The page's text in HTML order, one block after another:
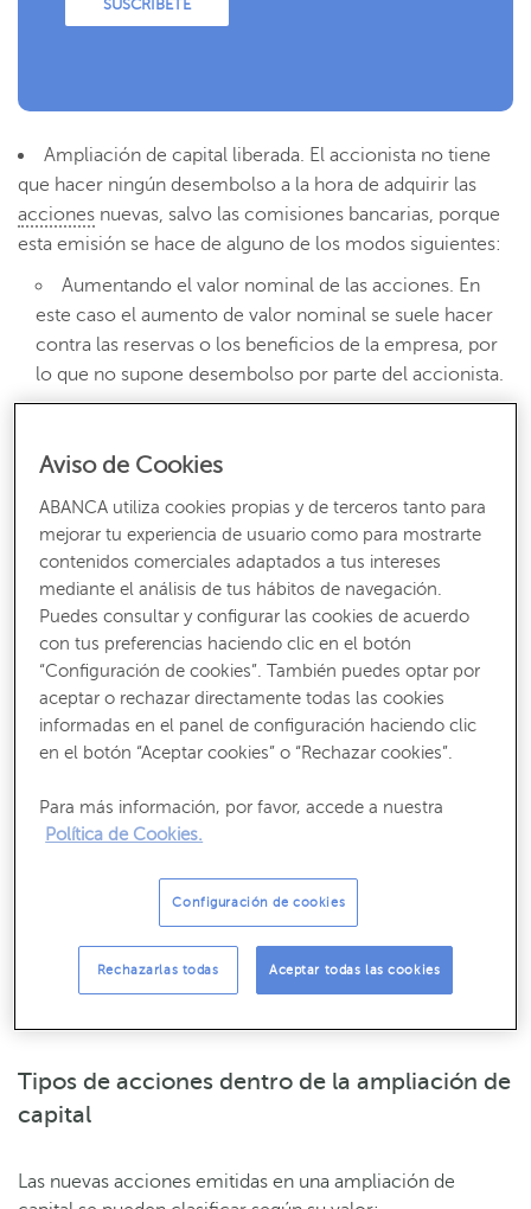
SUSCRÍBETE
Ampliación de capital liberada. El accionista no tiene
que hacer ningún desembolso a la hora de adquirir las
acciones nuevas, salvo las comisiones bancarias, porque
esta emisión se hace de alguno de los modos siguientes:
Aumentando el valor nominal de las acciones. En
este caso el aumento de valor nominal se suele hacer
contra las reservas o los beneficios de la empresa, por
lo que no supone desembolso por parte del accionista.
acciones liberadas en lugar de dividendos. No existe
desembolso económico por parte del accionista.
Ampliación de capital con cargo a reservas.
Beneficios no distribuidos entre los accionistas que la
empresa utiliza para ampliar capital, distribuyendo de
esa manera acciones liberadas entre los accionistas. No
existe desembolso económico por parte del accionista.
Ampliación de capital no liberada o parcialmente
liberada. En este caso el accionista paga una prima de
emisión por adquirir las acciones, además de las
comisiones. Si es parcialmente liberada, parte del valor
será llevado contra las reservas de la sociedad.
modalidad de ampliación de capital conocida como
o ampliación de capital con opción a
Tipos de acciones dentro de la ampliación de
capital
Las nuevas acciones emitidas en una ampliación de
Aviso de Cookies
ABANCA utiliza cookies propias y de terceros tanto para
mejorar tu experiencia de usuario como para mostrarte
contenidos comerciales adaptados a tus intereses
mediante el análisis de tus hábitos de navegación.
Puedes consultar y configurar las cookies de acuerdo
con tus preferencias haciendo clic en el botón
“Configuración de cookies”. También puedes optar por
aceptar o rechazar directamente todas las cookies
informadas en el panel de configuración haciendo clic
en el botón “Aceptar cookies” o “Rechazar cookies”.
Para más información, por favor, accede a nuestra
Política de Cookies.
Configuración de cookies
Rechazarlas todas Aceptar todas las cookies